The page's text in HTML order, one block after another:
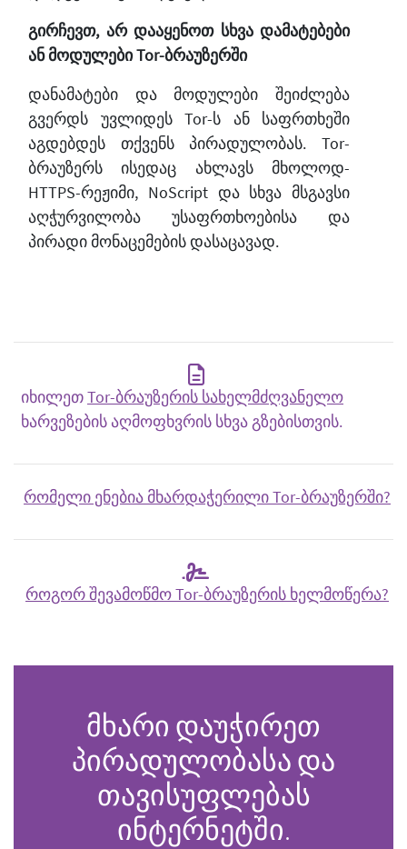
გირჩევთ, არ დააყენოთ სხვა დამატებები
ან მოდულები Tor-ბრაუზერში
დანამატები და მოდულები შეიძლება
გვერდს უვლიდეს Tor-ს ან საფრთხეში
აგდებდეს თქვენს პირადულობას. Tor-
ბრაუზერს ისედაც ახლავს მხოლოდ-
HTTPS-რეჟიმი, NoScript და სხვა მსგავსი
აღჭურვილობა უსაფრთხოებისა და
პირადი მონაცემების დასაცავად.
იხილეთTor-ბრაუზერის სახელმძღვანელო
ხარვეზების აღმოფხვრის სხვა გზებისთვის.
რომელი ენებია მხარდაჭერილი Tor-ბრაუზერში?
როგორ შევამოწმო Tor-ბრაუზერის ხელმოწერა?
მხარი დაუჭირეთ
პირადულობასა და
თავისუფლებას
ინტერნეტში.